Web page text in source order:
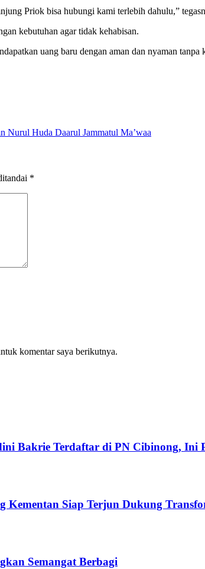
Priok bisa hubungi kami terlebih dahulu,”
kebutuhan agar tidak kehabisan.
uang baru dengan aman dan nyaman
Nurul Huda Daarul Jammatul Ma’waa
*
komentar saya berikutnya.
Bakrie Terdaftar di PN Cibinong, Ini
Siap Terjun Dukung
Semangat Berbagi